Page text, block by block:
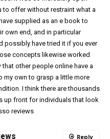
offer without restraint what a
supplied as an e book to
own end, and in particular
possibly have tried it if you ever
concepts likewise worked
other people online have a
my own to grasp a little more
I think there are thousands
up front for individuals that look
reviews
Reply